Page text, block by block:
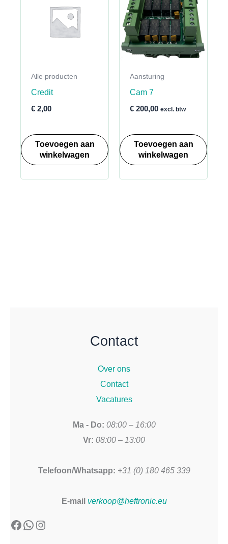
kan
Alle producten
Credit
€2,00
Toevoegen aan
winkelwagen
Aansturing
Cam 7
€200,00 excl. btw
Toevoegen aan
winkelwagen
Contact
Over ons
Contact
Vacatures
Ma - Do: 08:00 – 16:00
Vr: 08:00 – 13:00
Telefoon/Whatsapp: +31 (0) 180 465 339
E-mail verkoop@heftronic.eu
Facebook
WhatsApp
Instagram